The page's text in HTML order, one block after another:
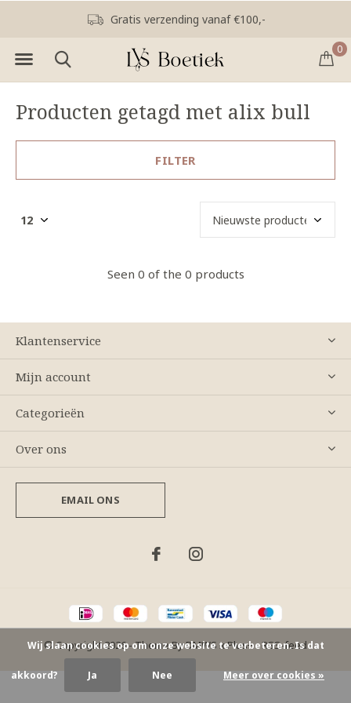
0
Gratis verzending vanaf €100,-
Producten getagd met alix bull
FILTER
Seen 0 of the 0 products
Klantenservice
Mijn account
Categorieën
Over ons
EMAIL ONS
© Copyright2026- Theme ByDMWS xPlus+-RSS-feed
Wij slaan cookies op om onze website te verbeteren. Is dat
akkoord? Ja Nee Meer over cookies »